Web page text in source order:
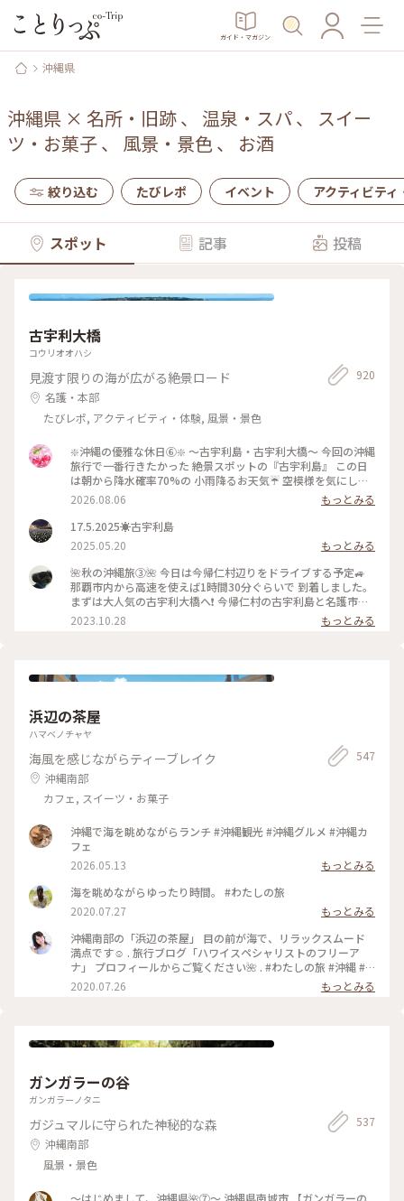
ガイド・マガジン
沖縄県
沖縄県 × 名所・旧跡、 温泉・スパ、 スイー
ツ・お菓子、 風景・景色、 お酒
絞り込む たびレポ イベント アクティビティ
スポット 記事 投稿
古宇利大橋
コウリオオハシ
見渡す限りの海が広がる絶景ロード
名護・本部
たびレポ, アクティビティ・体験, 風景・景色
920
❇️沖縄の優雅な休日⑥❇️ 〜古宇利島・古宇利大橋〜 今回の沖縄
旅行で一番行きたかった 絶景スポットの『古宇利島』 この日
は朝から降水確率70%の 小雨降るお天気☔ 空模様を気にしな
がら向かってると 『古宇利大橋』を渡る頃には ピーカンにな
りました☀️ 綺麗なエメラルドグリーンの海を 見ることができ
て最高です✨ やっぱり私って晴れ女だわ(笑) #ひみつの絶景 #
沖縄めぐり #古宇利島 #古宇利大橋 #エメラルドグリーンの海
2026.08.06
もっとみる
17.5.2025☀️古宇利島
2025.05.20
もっとみる
🌺秋の沖縄旅➂🌺 今日は今帰仁村辺りをドライブする予定🚙
那覇市内から高速を使えば1時間30分ぐらいで 到着しました。
まずは大人気の古宇利大橋へ❗ 今帰仁村の古宇利島と名護市の
屋我地島を結ぶ全長1,960mの橋。2005年2月8日に開通。 橋
の両側には泣けてくるぐらいの美しい海✨ 橋の下に降りれるよ
2023.10.28 もっとみる
浜辺の茶屋
ハマベノチャヤ
海風を感じながらティーブレイク
沖縄南部
カフェ, スイーツ・お菓子
547
沖縄で海を眺めながらランチ #沖縄観光 #沖縄グルメ #沖縄カ
フェ
2026.05.13
もっとみる
海を眺めながらゆったり時間。 #わたしの旅
2020.07.27
もっとみる
沖縄南部の「浜辺の茶屋」 目の前が海で、リラックスムード
満点です☺️ . 旅行ブログ「ハワイスペシャリストのフリーア
ナ」 プロフィールからご覧ください🌺 . #わたしの旅 #沖縄 #
沖縄旅行 #沖縄本島 #沖縄南部 #カフェ #浜辺の茶屋 #海沿いカ
フェ #海 #ビーチ
2020.07.26 もっとみる
ガンガラーの谷
ガンガラーノタニ
ガジュマルに守られた神秘的な森
沖縄南部
風景・景色
537
～はじめまして、沖縄県🌺⑦～ 沖縄県南城市 【ガンガラーの